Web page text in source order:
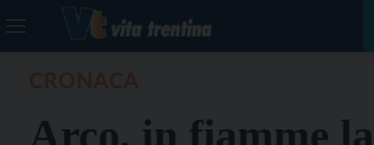
Arco, in fiamme la